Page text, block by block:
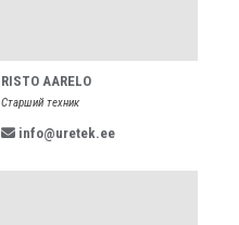
RISTO AARELO
Старший техник
info@uretek.ee